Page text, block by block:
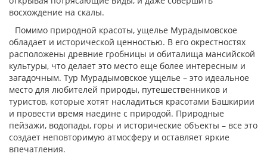
восхождение на скалы.
Помимо природной красоты, ущелье Мурадымовское
обладает и исторической ценностью. В его окрестностях
расположены древние гробницы и обиталища мансийской
культуры, что делает это место еще более интересным и
загадочным. Тур Мурадымовское ущелье – это идеальное
место для любителей природы, путешественников и
туристов, которые хотят насладиться красотами Башкирии
и провести время наедине с природой. Природные
пейзажи, водопады, горы и исторические объекты – все это
создает неповторимую атмосферу и оставляет яркие
впечатления.